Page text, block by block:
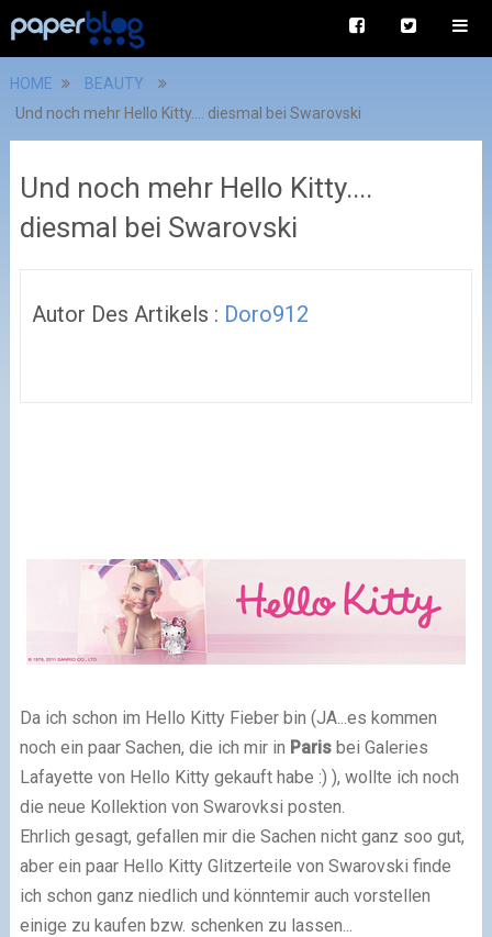
HOME
BEAUTY
Und noch mehr Hello Kitty.... diesmal bei Swarovski
Und noch mehr Hello Kitty....
diesmal bei Swarovski
Autor Des Artikels : Doro912
Da ich schon im Hello Kitty Fieber bin (JA...es kommen
noch ein paar Sachen, die ich mir in Parisbei Galeries
Lafayette von Hello Kitty gekauft habe :) ), wollte ich noch
die neue Kollektion von Swarovksi posten.
Ehrlich gesagt, gefallen mir die Sachen nicht ganz soo gut,
aber ein paar Hello Kitty Glitzerteile von Swarovski finde
ich schon ganz niedlich und könntemir auch vorstellen
einige zu kaufen bzw. schenken zu lassen...